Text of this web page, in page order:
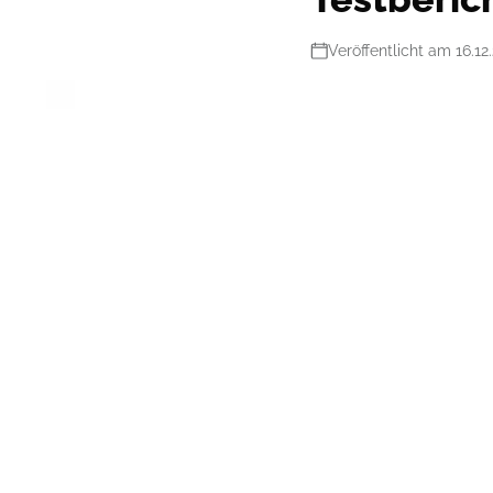
Veröffentlicht am